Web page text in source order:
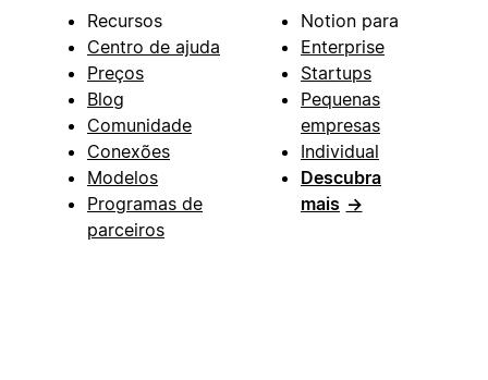
Recursos
Centro de ajuda
Preços
Blog
Comunidade
Conexões
Modelos
Programas de
parceiros
Notion para
Enterprise
Startups
Pequenas
empresas
Individual
Descubra
mais →